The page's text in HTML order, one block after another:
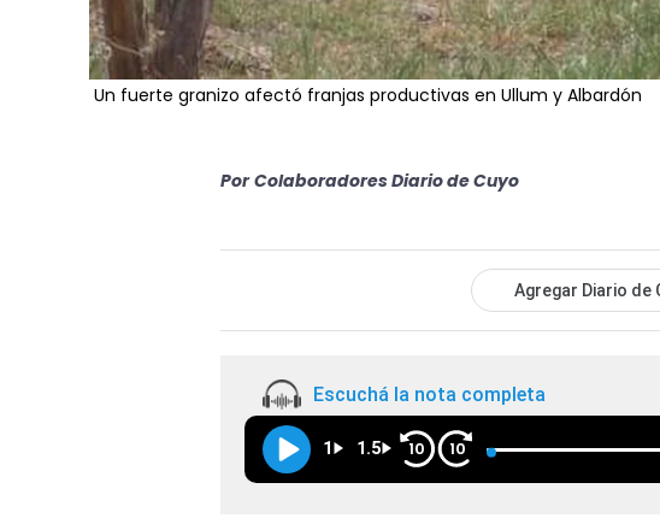
Un fuerte granizo afectó franjas productivas en Ullum y Albardón
Por Colaboradores Diario de Cuyo
Agregar Diario de
Escuchá la nota completa
1 1.5 10 10